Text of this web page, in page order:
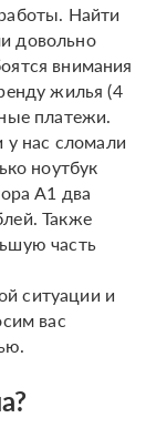
Найти
довольно
внимания
жилья (4
платежи.
у нас сломали
ноутбук
А1 два
Также
часть
ситуации и
вас